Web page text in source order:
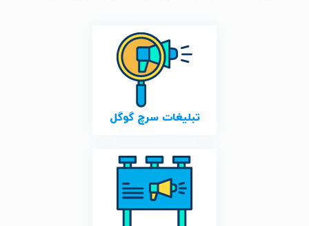
تبلیغات سرچ گوگل